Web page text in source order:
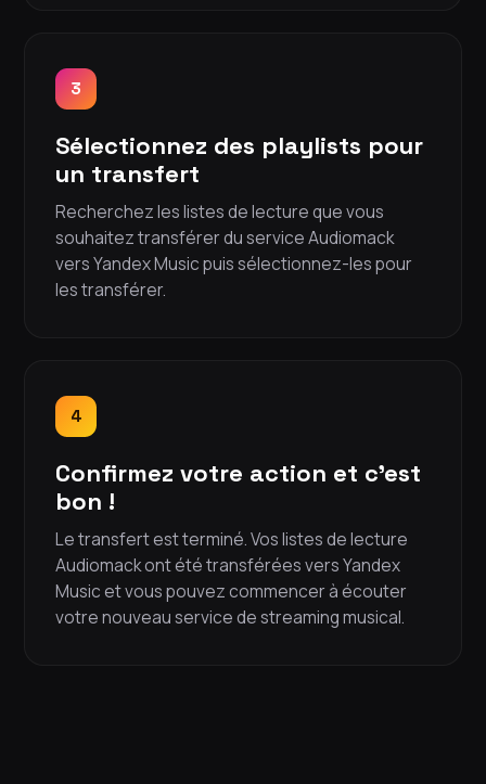
3
Sélectionnez des playlists pour
un transfert
Recherchez les listes de lecture que vous
souhaitez transférer du service Audiomack
vers Yandex Music puis sélectionnez-les pour
les transférer.
4
Confirmez votre action et c'est
bon !
Le transfert est terminé. Vos listes de lecture
Audiomack ont été transférées vers Yandex
Music et vous pouvez commencer à écouter
votre nouveau service de streaming musical.